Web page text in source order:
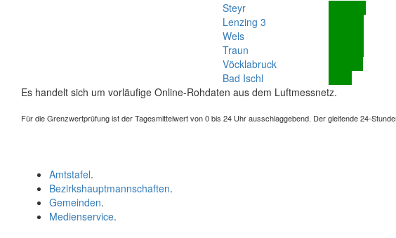
Steyr
Lenzing 3
Wels
Traun
Vöcklabruck
Bad Ischl
Es handelt sich um vorläufige Online-Rohdaten aus dem Luftmessnetz.
Für die Grenzwertprüfung ist der Tagesmittelwert von 0 bis 24 Uhr ausschlaggebend. Der gleitende 24-
Amtstafel.
Bezirkshauptmannschaften.
Gemeinden.
Medienservice.